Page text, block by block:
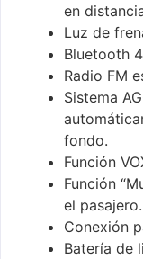
en
Luz de
Bluetooth
Radio FM
Sistema
fondo.
Función
Función
el pasajero.
Conexión
Batería de